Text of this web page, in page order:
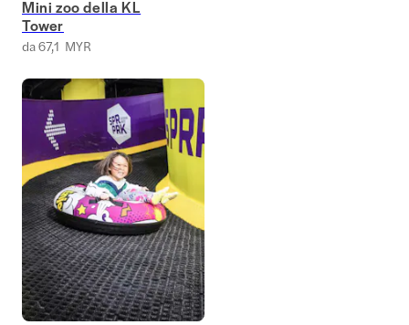
Mini zoo della KL
Tower
da 67,1 MYR